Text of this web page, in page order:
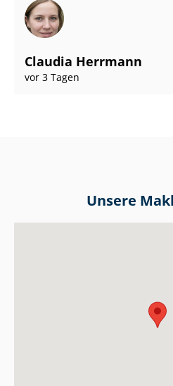
Claudia Herrmann
vor 3 Tagen
Unsere